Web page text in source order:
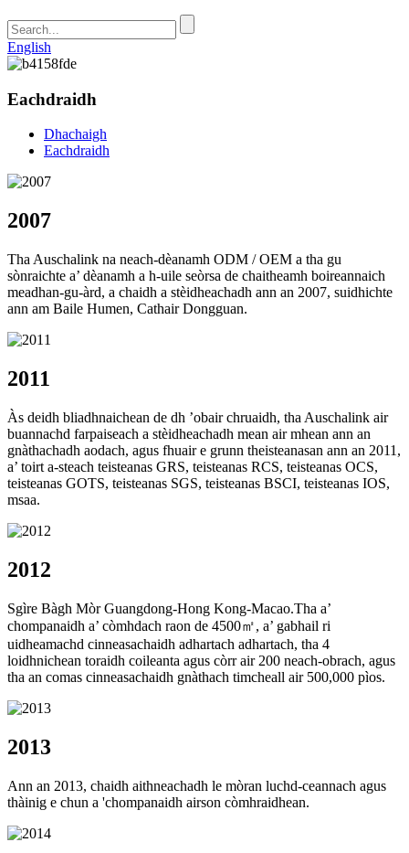
English
Eachdraidh
Dhachaigh
Eachdraidh
2007
Tha Auschalink na neach-dèanamh ODM / OEM a tha gu
sònraichte a’ dèanamh a h-uile seòrsa de chaitheamh boireannaich
meadhan-gu-àrd, a chaidh a stèidheachadh ann an 2007, suidhichte
ann am Baile Humen, Cathair Dongguan.
2011
Às deidh bliadhnaichean de dh ’obair chruaidh, tha Auschalink air
buannachd farpaiseach a stèidheachadh mean air mhean ann an
gnàthachadh aodach, agus fhuair e grunn theisteanasan ann an 2011,
a’ toirt a-steach teisteanas GRS, teisteanas RCS, teisteanas OCS,
teisteanas GOTS, teisteanas SGS, teisteanas BSCI, teisteanas IOS,
msaa.
2012
Sgìre Bàgh Mòr Guangdong-Hong Kong-Macao.Tha a’
chompanaidh a’ còmhdach raon de 4500㎡, a’ gabhail ri
uidheamachd cinneasachaidh adhartach adhartach, tha 4
loidhnichean toraidh coileanta agus còrr air 200 neach-obrach, agus
tha an comas cinneasachaidh gnàthach timcheall air 500,000 pìos.
2013
Ann an 2013, chaidh aithneachadh le mòran luchd-ceannach agus
thàinig e chun a 'chompanaidh airson còmhraidhean.